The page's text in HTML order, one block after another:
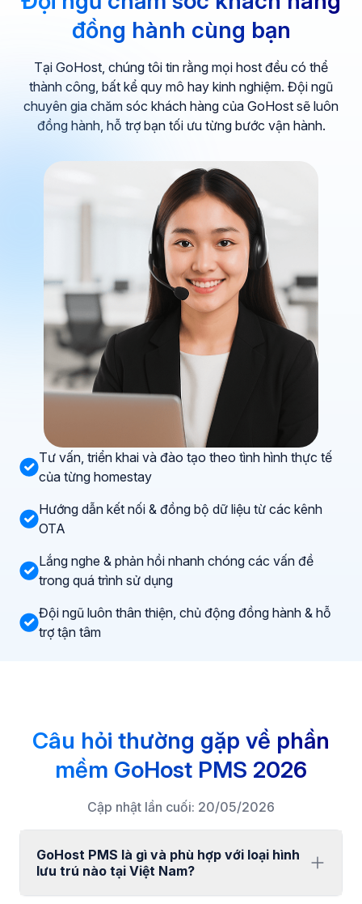
đồng hành cùng bạn
Tại GoHost, chúng tôi tin rằng mọi host đều có thể
thành công, bất kể quy mô hay kinh nghiệm. Đội ngũ
chuyên gia chăm sóc khách hàng của GoHost sẽ luôn
đồng hành, hỗ trợ bạn tối ưu từng bước vận hành.
Tư vấn, triển khai và đào tạo theo tình hình thực tế
của từng homestay
Hướng dẫn kết nối & đồng bộ dữ liệu từ các kênh
OTA
Lắng nghe & phản hồi nhanh chóng các vấn đề
trong quá trình sử dụng
Đội ngũ luôn thân thiện, chủ động đồng hành & hỗ
trợ tận tâm
Câu hỏi thường gặp về phần
mềm GoHost PMS 2026
Cập nhật lần cuối: 20/05/2026
GoHost PMS là gì và phù hợp với loại hình
lưu trú nào tại Việt Nam?